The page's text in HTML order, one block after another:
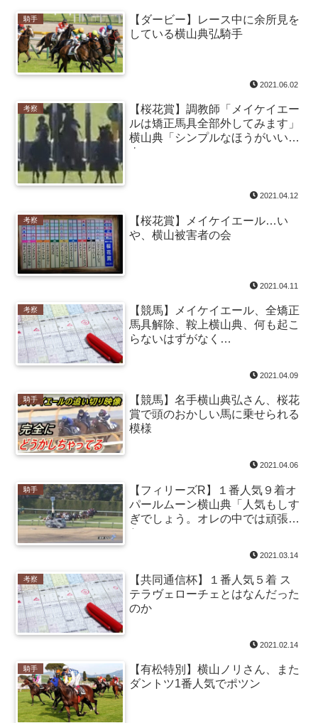
騎手
【ダービー】レース中に余所見を
している横山典弘騎手
2021.06.02
考察
【桜花賞】調教師「メイケイエー
ルは矯正馬具全部外してみます」
横山典「シンプルなほうがいい
よ」
2021.04.12
考察
【桜花賞】メイケイエール…い
や、横山被害者の会
2021.04.11
考察
【競馬】メイケイエール、全矯正
馬具解除、鞍上横山典、何も起こ
らないはずがなく…
2021.04.09
騎手
【競馬】名手横山典弘さん、桜花
賞で頭のおかしい馬に乗せられる
模様
2021.04.06
騎手
【フィリーズR】１番人気９着オ
パールムーン横山典「人気もしす
ぎでしょう。オレの中では頑張っ
た」
2021.03.14
考察
【共同通信杯】１番人気５着 ス
テラヴェローチェとはなんだった
のか
2021.02.14
騎手
【有松特別】横山ノリさん、また
ダントツ1番人気でポツン